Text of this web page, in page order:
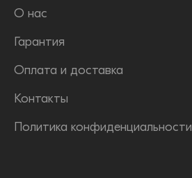
О нас
Гарантия
Оплата и доставка
Контакты
Политика конфиденциальности